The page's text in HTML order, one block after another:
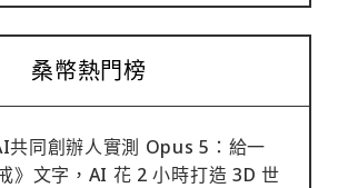
桑幣熱門榜
共同創辦人實測 Opus 5：給一
》文字，AI 花 2 小時打造 3D 世